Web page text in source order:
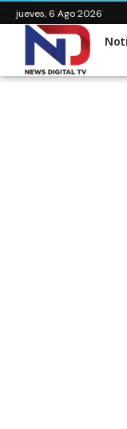
jueves, 6 Ago 2026